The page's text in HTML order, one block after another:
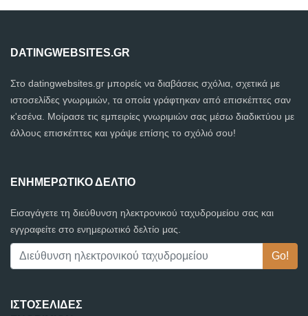
DATINGWEBSITES.GR
Στο datingwebsites.gr μπορείς να διαβάσεις σχόλια, σχετικά με
ιστοσελίδες γνωριμιών, τα οποία γράφτηκαν από επισκέπτες σαν
κ'εσένα. Μοίρασε τις εμπειρίες γνωριμιών σας μέσω διαδικτύου με
άλλους επισκέπτες και γράψε επίσης το σχόλιό σου!
ΕΝΗΜΕΡΩΤΙΚΌ ΔΕΛΤΊΟ
Εισαγάγετε τη διεύθυνση ηλεκτρονικού ταχυδρομείου σας και
εγγραφείτε στο ενημερωτικό δελτίο μας.
ΙΣΤΟΣΕΛΊΔΕΣ